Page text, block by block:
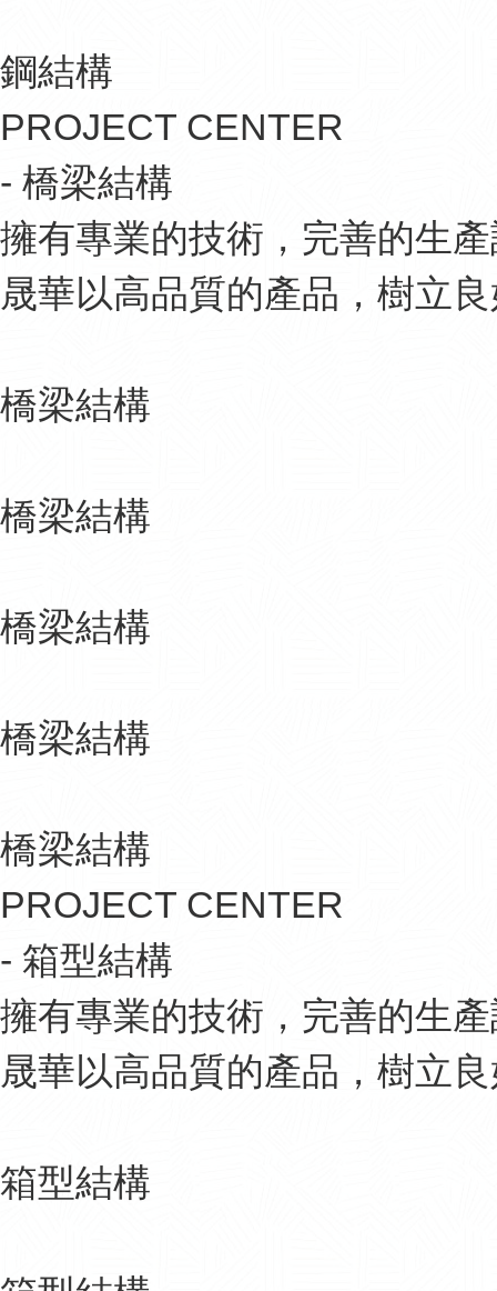
鋼結構
PROJECT CENTER
- 橋梁結構
擁有專業的技術，完善的生
晟華以高品質的產品，樹立
橋梁結構
橋梁結構
橋梁結構
橋梁結構
橋梁結構
PROJECT CENTER
- 箱型結構
擁有專業的技術，完善的生
晟華以高品質的產品，樹立
箱型結構